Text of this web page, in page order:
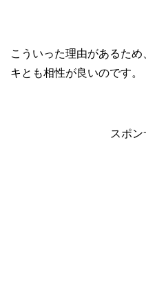
こういった理由があるた
キとも相性が良いのです。
スポ